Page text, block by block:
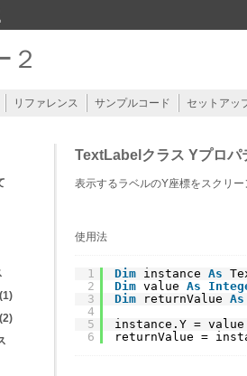
２
リファレンス サンプルコード セットアッ
TextLabelクラス Yプロパ
表示するラベルのY座標をスクリ
使用法
1
2
3
4
5
6
Dim instance As
Dim value As
Dim
returnValue As
instance.Y = value
returnValue =